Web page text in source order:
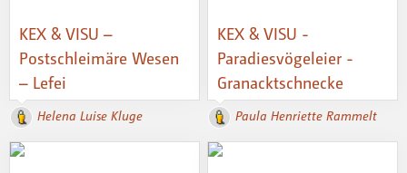
KEX & VISU –
Postschleimäre Wesen
– Lefei
Helena Luise Kluge
KEX & VISU -
Paradiesvögeleier -
Granacktschnecke
Paula Henriette Rammelt